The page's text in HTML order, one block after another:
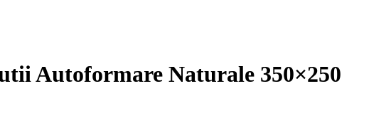
Autoformare Naturale 350×250